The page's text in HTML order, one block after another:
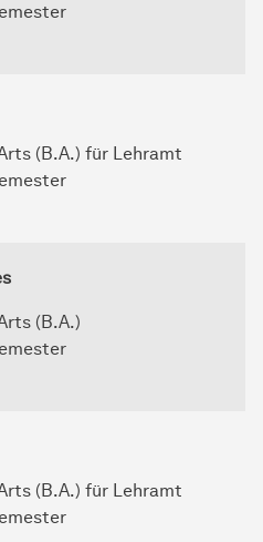
(B.A.) für Lehramt
(B.A.)
(B.A.) für Lehramt